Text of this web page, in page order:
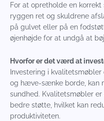
For at opretholde en
ryggen ret og skuldrene
på gulvet eller på en
øjenhøjde for at undgå at
Hvorfor er det værd at
Investering i
og hæve-sænke borde, kan
sundhed. Kvalitetsmøbler
bedre støtte, hvilket kan
produktiviteten.